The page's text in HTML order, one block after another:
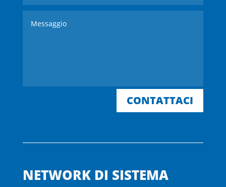
CONTATTACI
NETWORK DI SISTEMA